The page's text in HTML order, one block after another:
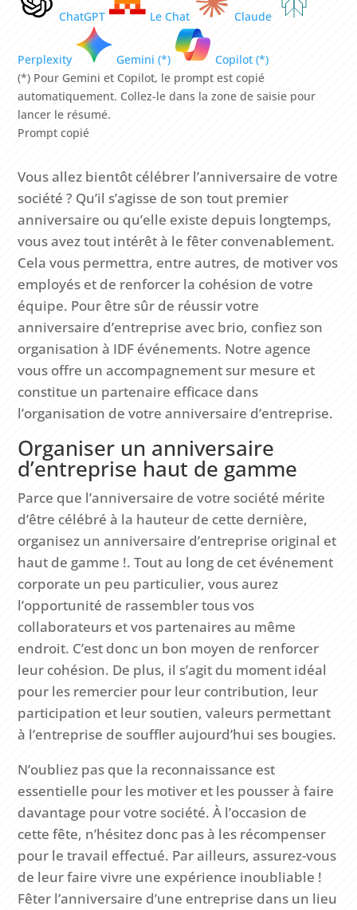
ChatGPT Le Chat Claude
Perplexity Gemini (*)
Copilot (*)
(*) Pour Gemini et Copilot, le prompt est copié
automatiquement. Collez-le dans la zone de saisie pour
lancer le résumé.
Prompt copié
Vous allez bientôt célébrer l’anniversaire de votre
société ? Qu’il s’agisse de son tout premier
anniversaire ou qu’elle existe depuis longtemps,
vous avez tout intérêt à le fêter convenablement.
Cela vous permettra, entre autres, de motiver vos
employés et de renforcer la cohésion de votre
équipe. Pour être sûr de réussir votre
anniversaire d’entreprise avec brio, confiez son
organisation à IDF événements. Notre agence
vous offre un accompagnement sur mesure et
constitue un partenaire efficace dans
l’organisation de votre anniversaire d’entreprise.
Organiser un anniversaire
d’entreprise haut de gamme
Parce que l’anniversaire de votre société mérite
d’être célébré à la hauteur de cette dernière,
organisez un anniversaire d’entreprise original et
haut de gamme !. Tout au long de cet événement
corporate un peu particulier, vous aurez
l’opportunité de rassembler tous vos
collaborateurs et vos partenaires au même
endroit. C’est donc un bon moyen de renforcer
leur cohésion. De plus, il s’agit du moment idéal
pour les remercier pour leur contribution, leur
participation et leur soutien, valeurs permettant
à l’entreprise de souffler aujourd’hui ses bougies.
N’oubliez pas que la reconnaissance est
essentielle pour les motiver et les pousser à faire
davantage pour votre société. À l’occasion de
cette fête, n’hésitez donc pas à les récompenser
pour le travail effectué. Par ailleurs, assurez-vous
de leur faire vivre une expérience inoubliable !
Fêter l’anniversaire d’une entreprise dans un lieu